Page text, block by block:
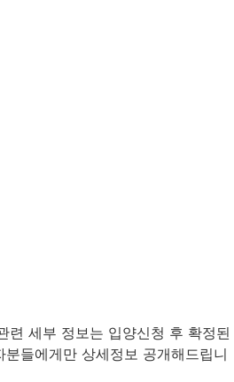
련 세부 정보는 입양신청 후 확정된
들에게만 상세정보 공개해드립니